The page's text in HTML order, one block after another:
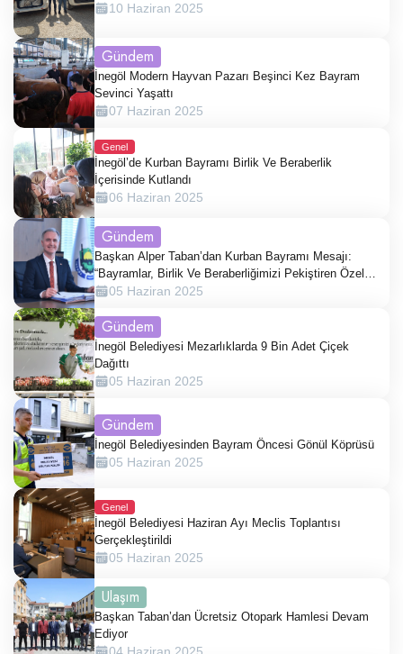
10 Haziran 2025
Gündem
İnegöl Modern Hayvan Pazarı Beşinci Kez Bayram
Sevinci Yaşattı
07 Haziran 2025
Genel
İnegöl’de Kurban Bayramı Birlik Ve Beraberlik
İçerisinde Kutlandı
06 Haziran 2025
Gündem
Başkan Alper Taban’dan Kurban Bayramı Mesajı:
“Bayramlar, Birlik Ve Beraberliğimizi Pekiştiren Özel
Günlerdir.”
05 Haziran 2025
Gündem
İnegöl Belediyesi Mezarlıklarda 9 Bin Adet Çiçek
Dağıttı
05 Haziran 2025
Gündem
İnegöl Belediyesinden Bayram Öncesi Gönül Köprüsü
05 Haziran 2025
Genel
İnegöl Belediyesi Haziran Ayı Meclis Toplantısı
Gerçekleştirildi
05 Haziran 2025
Ulaşım
Başkan Taban’dan Ücretsiz Otopark Hamlesi Devam
Ediyor
04 Haziran 2025